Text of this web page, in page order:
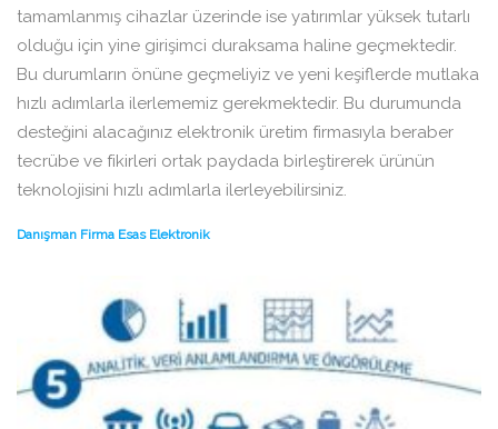
tamamlanmış cihazlar üzerinde ise yatırımlar yüksek tutarlı
olduğu için yine girişimci duraksama haline geçmektedir.
Bu durumların önüne geçmeliyiz ve yeni keşiflerde mutlaka
hızlı adımlarla ilerlememiz gerekmektedir. Bu durumunda
desteğini alacağınız elektronik üretim firmasıyla beraber
tecrübe ve fikirleri ortak paydada birleştirerek ürünün
teknolojisini hızlı adımlarla ilerleyebilirsiniz.
Danışman Firma Esas Elektronik